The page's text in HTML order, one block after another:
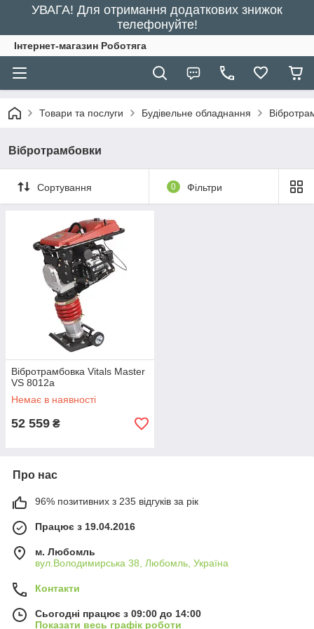
УВАГА! Для отримання додаткових знижок
телефонуйте!
Інтернет-магазин Роботяга
Товари та послуги Будівельне обладнання
Вібротрамбовки
Сортування 0 Фільтри
Вібротрамбовка Vitals Master
VS 8012a
Немає в наявності
52 559 ₴
Про нас
96% позитивних з 235 відгуків за рік
Працює з 19.04.2016
м. Любомль
вул.Володимирська 38, Любомль, Україна
Контакти
Сьогодні працює з 09:00 до 14:00
Показати весь графік роботи